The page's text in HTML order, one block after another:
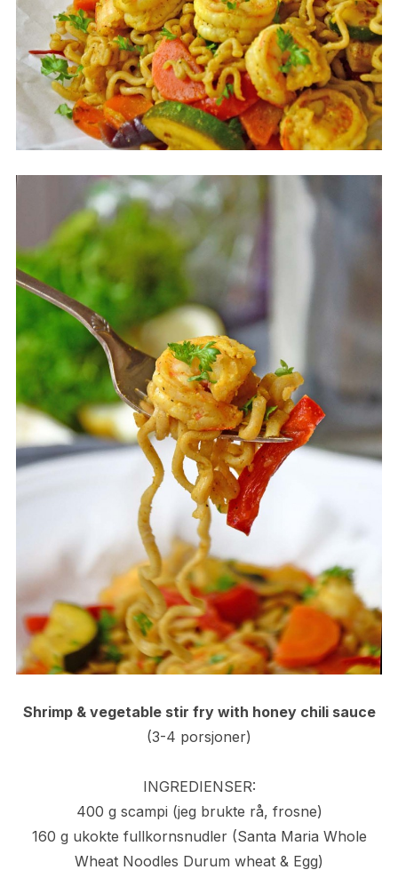
Shrimp & vegetable stir fry with honey chili sauce
(3-4 porsjoner)
INGREDIENSER:
400 g scampi (jeg brukte rå, frosne)
160 g ukokte fullkornsnudler (Santa Maria Whole
Wheat Noodles Durum wheat & Egg)